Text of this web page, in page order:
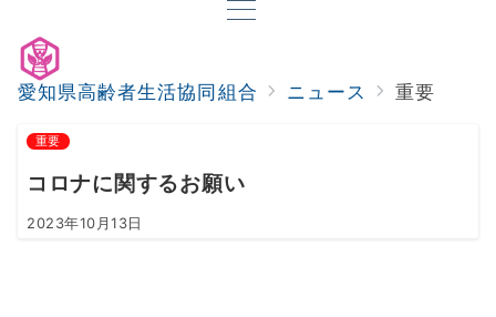
愛知県高齢者生活協同組合 ニュース 重要
重要
コロナに関するお願い
2023年10月13日